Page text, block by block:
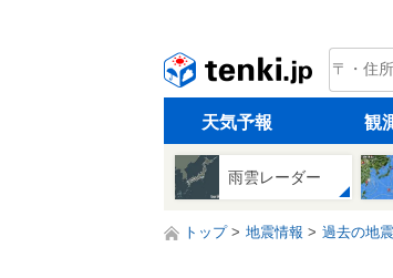
tenki.jp
天気予報 観
雨雲レーダー
トップ 地震情報 過去の地